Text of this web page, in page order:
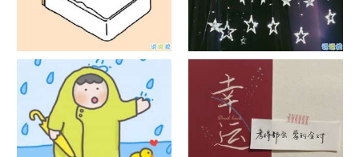
谐音梗土味情话大全带图片 油
腻搞笑的土味情话
很酷的霸气句子带图片 最新霸
气说说高冷范